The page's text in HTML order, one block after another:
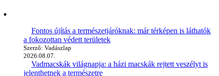
Fontos újítás a természetjáróknak: már térképen is láthatók
a fokozottan védett területek
Szerző: Vadászlap
2026.08.07.
Vadmacskák világnapja: a házi macskák rejtett veszélyt is
jelenthetnek a természetre